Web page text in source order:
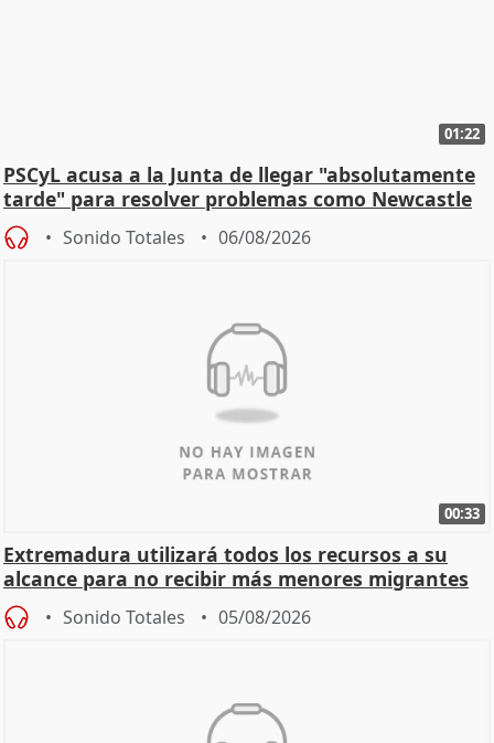
01:22
PSCyL acusa a la Junta de llegar "absolutamente
tarde" para resolver problemas como Newcastle
Sonido Totales 06/08/2026
00:33
Extremadura utilizará todos los recursos a su
alcance para no recibir más menores migrantes
Sonido Totales 05/08/2026